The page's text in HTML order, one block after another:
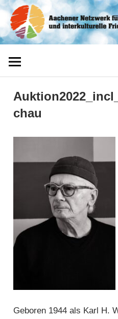
Zum
Inhalt
springen
chau
Geboren 1944 als Karl H.